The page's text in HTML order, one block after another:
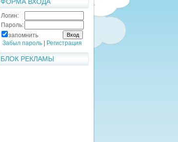
Логин:
Пароль:
запомнить
Забыл пароль
Регистрация
БЛОК РЕКЛАМЫ